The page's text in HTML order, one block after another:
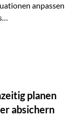
anpassen
Familie vor: Die
aufgebaut. Ihr
eigenen
zukommen zu…
planen
absichern